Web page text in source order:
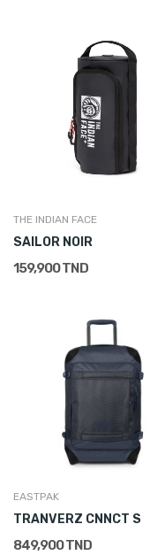
THE INDIAN FACE
SAILOR NOIR
159,900 TND
EASTPAK
TRANVERZ CNNCT S
849,900 TND